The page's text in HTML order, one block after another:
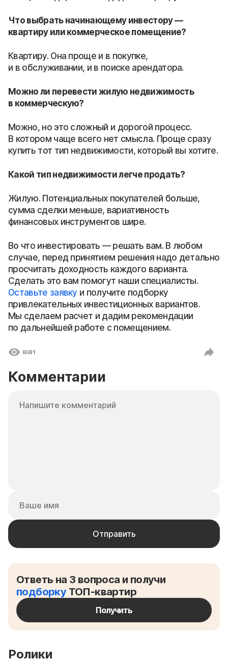
Что выбрать начинающему инвестору —
квартиру или коммерческое помещение?
Квартиру. Она проще и в покупке,
и в обслуживании, и в поиске арендатора.
Можно ли перевести жилую недвижимость
в коммерческую?
Можно, но это сложный и дорогой процесс.
В котором чаще всего нет смысла. Проще сразу
купить тот тип недвижимости, который вы хотите.
Какой тип недвижимости легче продать?
Жилую. Потенциальных покупателей больше,
сумма сделки меньше, вариативность
финансовых инструментов шире.
Во что инвестировать — решать вам. В любом
случае, перед принятием решения надо детально
просчитать доходность каждого варианта.
Сделать это вам помогут наши специалисты.
Оставьте заявку и получите подборку
привлекательных инвестиционных вариантов.
Мы сделаем расчет и дадим рекомендации
по дальнейшей работе с помещением.
881
Комментарии
Ответь на 3 вопроса и получи
подборкуТОП-квартир
Получить
Ролики